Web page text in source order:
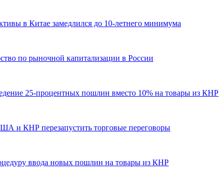
в Китае замедлился до 10-летнего минимума
по рыночной капитализации в России
25-процентных пошлин вместо 10% на товары из КНР
и КНР перезапустить торговые переговоры
ввода новых пошлин на товары из КНР